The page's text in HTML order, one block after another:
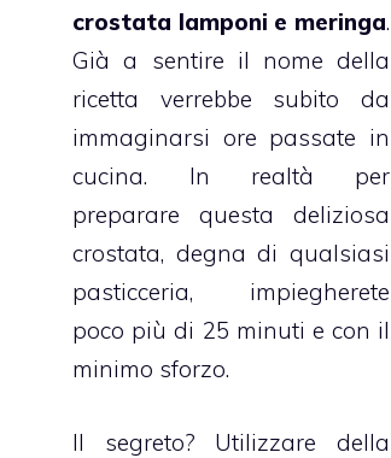
crostata lamponi e meringa.
Già a sentire il nome della
ricetta verrebbe subito da
immaginarsi ore passate in
cucina. In realtà per
preparare questa deliziosa
crostata, degna di qualsiasi
pasticceria, impiegherete
poco più di 25 minuti e con il
minimo sforzo.
Il segreto? Utilizzare della